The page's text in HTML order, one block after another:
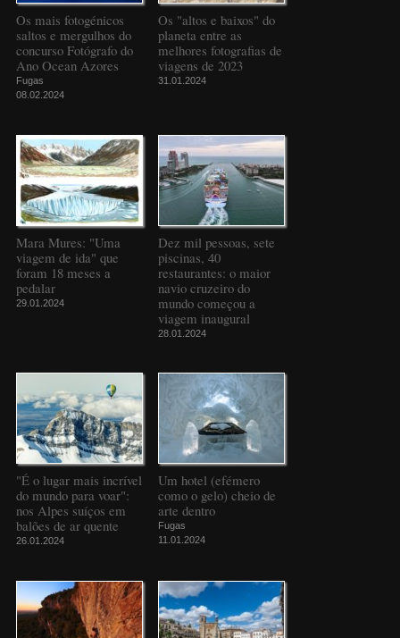
Os mais fotogénicos
saltos e mergulhos do
concurso Fotógrafo do
Ano Ocean Azores
Fugas
08.02.2024
Os "altos e baixos" do
planeta entre as
melhores fotografias de
viagens de 2023
31.01.2024
Mara Mures: "Uma
viagem de ida" que
foram 18 meses a
pedalar
29.01.2024
Dez mil pessoas, sete
piscinas, 40
restaurantes: o maior
navio cruzeiro do
mundo começou a
viagem inaugural
28.01.2024
"É o lugar mais incrível
do mundo para voar":
nos Alpes suíços em
balões de ar quente
26.01.2024
Um hotel (efémero
como o gelo) cheio de
arte dentro
Fugas
11.01.2024